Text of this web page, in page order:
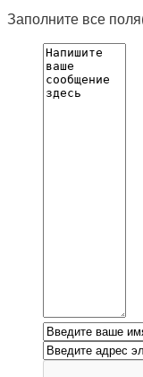
Заполните все